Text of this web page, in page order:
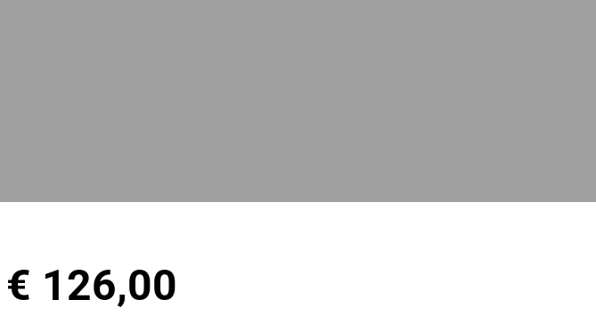
€ 126,00